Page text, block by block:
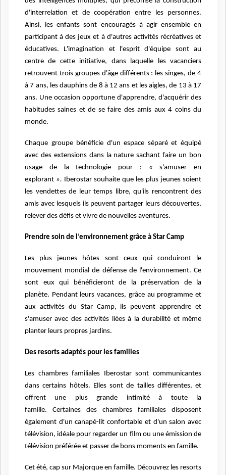
d'interrelation et de coopération entre les personnes.
Ainsi, les enfants sont encouragés à agir ensemble en
participant à des jeux et à d'autres activités récréatives et
éducatives. L'imagination et l'esprit d'équipe sont au
centre de cette initiative, dans laquelle les vacanciers
retrouvent trois groupes d'âge différents : les singes, de 4
à 7 ans, les dauphins de 8 à 12 ans et les aigles, de 13 à 17
ans. Une occasion opportune d'apprendre, d'acquérir des
habitudes saines et de se faire des amis aux 4 coins du
monde.
Chaque groupe bénéficie d'un espace séparé et équipé
avec des extensions dans la nature sachant faire un bon
usage de la technologie pour : «s'amuser en
explorant ». Iberostar souhaite que les plus jeunes soient
les vendettes de leur temps libre, qu'ils rencontrent des
amis avec lesquels ils peuvent partager leurs découvertes,
relever des défis et vivre de nouvelles aventures.
Prendre soin de l’environnement grâce à Star Camp
Les plus jeunes hôtes sont ceux qui conduiront le
mouvement mondial de défense de l'environnement. Ce
sont eux qui bénéficieront de la préservation de la
planète. Pendant leurs vacances, grâce au programme et
aux activités du Star Camp, ils peuvent apprendre et
s'amuser avec des activités liées à la durabilité et même
planter leurs propres jardins.
Des resorts adaptés pour les familles
Les chambres familiales Iberostar sont communicantes
dans certains hôtels. Elles sont de tailles différentes, et
offrent une plus grande intimité à toute la
famille. Certaines des chambres familiales disposent
également d'un canapé-lit confortable et d'un salon avec
télévision, idéale pour regarder un film ou une émission de
télévision préférée et passer de bons moments en famille.
Cet été, cap sur Majorque en famille. Découvrez les resorts